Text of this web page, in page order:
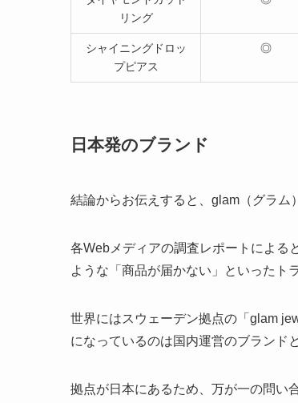
リング
シャイニングドロッ
プピアス
◎
日本発のブランド
結論からお伝えすると、glam（グラム
各Webメディアの調査レポートによる
ような「商品が届かない」といったト
世界にはスウェーデン拠点の「glam
になっているのは国内運営のブランド
拠点が日本にあるため、万が一の問い